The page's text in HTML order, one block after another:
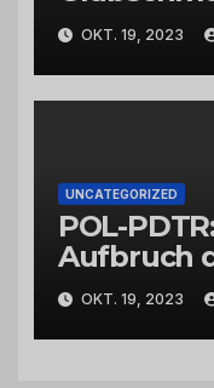
OKT. 19, 2023
UNCATEGORIZED
POL-
Aufbruch
OKT. 19, 2023